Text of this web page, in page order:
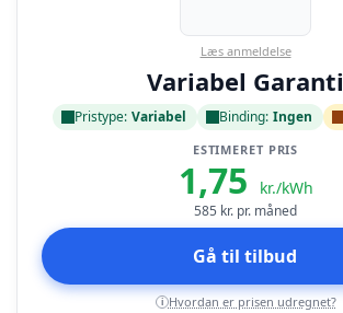
Læs anmeldelse
Variabel Garanti
Pristype: Variabel Binding: Ingen
ESTIMERET PRIS
1,75 kr./kWh
585 kr. pr. måned
Gå til tilbud
i Hvordan er prisen udregnet?